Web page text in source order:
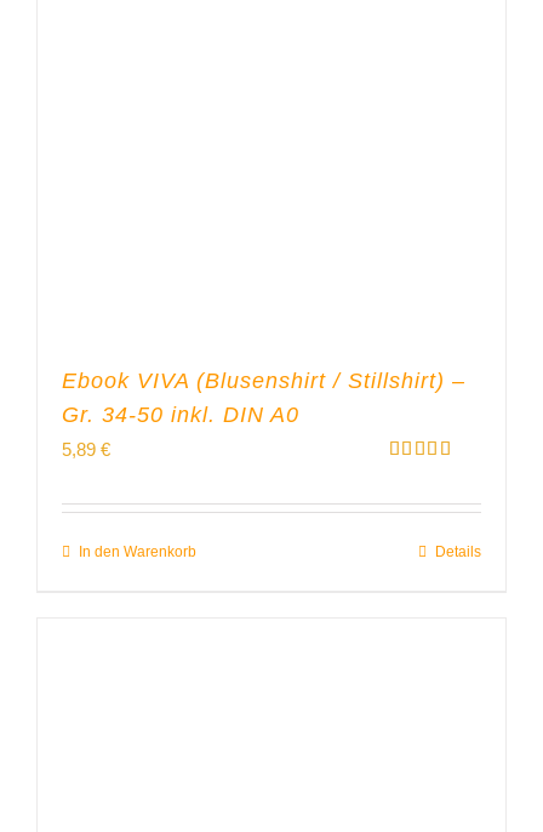
Ebook VIVA (Blusenshirt / Stillshirt) –
Gr. 34-50 inkl. DIN A0
von 5
5,89 €
In den Warenkorb Details